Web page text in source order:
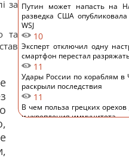
за
та
Путин может напасть на
разведка США
WSJ
10
Эксперт отключил одну
смартфон перестал
11
Удары России по кораблям в
раскрыли последствия
11
В чем польза грецких
и укрепления иммунитета